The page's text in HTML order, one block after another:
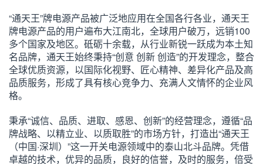
“通天王”牌电源产品被广泛地应用在全国各行各业，通天王
牌电源产品的用户遍布大江南北，全球用户破万，远销100
多个国家及地区。砥砺十余载，从行业新锐一跃成为本土知
名品牌，通天王始终秉持“创意 创新 创造”的开发理念，整合
全球优质资源，以国际化视野、匠心精神、差异化产品及高
品质服务，形成了具有核心竞争力、充满人文情怀的企业风
格。
秉承“诚信、品质、进取、感恩、创新”的经营理念，遵循“品
牌战略、以精立业、以质取胜”的市场方针，打造出“通天王
（中国·深圳）”这一开关电源领域中的泰山北斗品牌。凭借
卓越的技术，优异的品质，良好的信誉，及时的服务，倍受